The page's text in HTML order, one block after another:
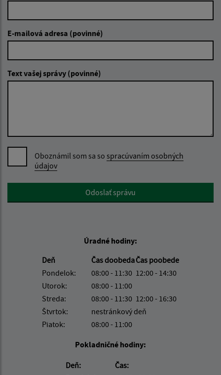
E-mailová adresa (povinné)
Text vašej správy (povinné)
Oboznámil som sa so spracúvaním osobných
údajov
Google reCaptcha ResponseOdoslať správu
Úradné hodiny:
Deň
Čas doobedaČas poobede
Pondelok:
08:00 - 11:30 12:00 - 14:30
Utorok:
08:00 - 11:00
Streda:
08:00 - 11:30 12:00 - 16:30
Štvrtok:
nestránkový deň
Piatok:
08:00 - 11:00
Pokladničné hodiny:
Deň:
Čas: